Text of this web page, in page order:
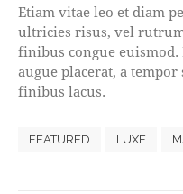
Etiam vitae leo et diam
ultricies risus, vel
finibus congue euismod.
augue placerat, a
finibus lacus.
FEATURED LUXE